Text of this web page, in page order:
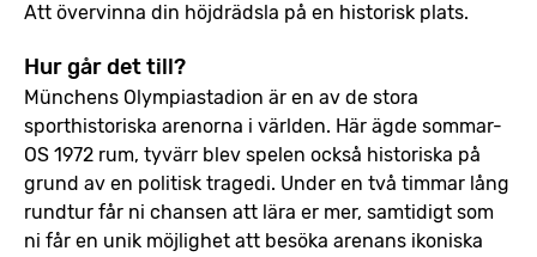
Att övervinna din höjdrädsla på en historisk plats.
Hur går det till?
Münchens Olympiastadion är en av de stora
sporthistoriska arenorna i världen. Här ägde sommar-
OS 1972 rum, tyvärr blev spelen också historiska på
grund av en politisk tragedi. Under en två timmar lång
rundtur får ni chansen att lära er mer, samtidigt som
ni får en unik möjlighet att besöka arenans ikoniska